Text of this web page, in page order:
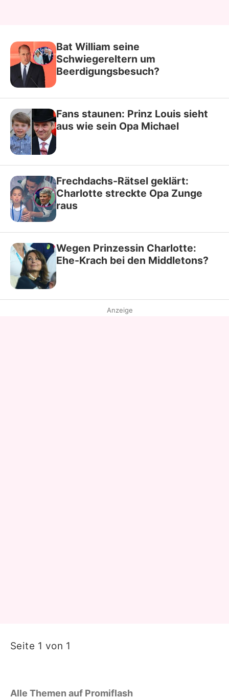
Bat William seine
Schwiegereltern um
Beerdigungsbesuch?
Fans staunen: Prinz Louis sieht
aus wie sein Opa Michael
Frechdachs-Rätsel geklärt:
Charlotte streckte Opa Zunge
raus
Wegen Prinzessin Charlotte:
Ehe-Krach bei den Middletons?
Anzeige
Seite 1 von 1
Alle Themen auf Promiflash